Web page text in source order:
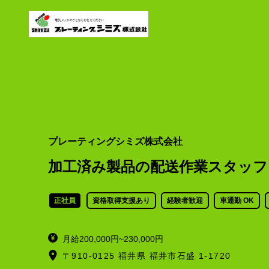
プレーティングシミズ株式会社
加工済み製品の配送作業スタッフ
正社員 資格取得支援あり 経験者歓迎 車通勤 OK
月給200,000円~230,000円
〒910-0125 福井県 福井市石盛 1-1720